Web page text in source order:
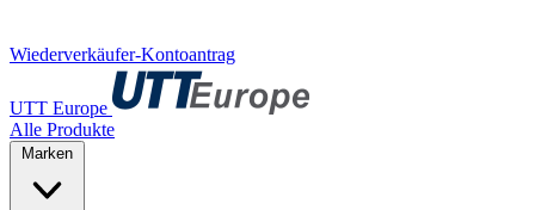
Wiederverkäufer-Kontoantrag
UTT Europe
Alle Produkte
Marken